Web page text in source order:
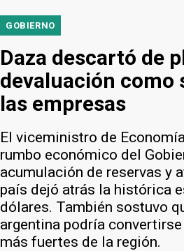
GOBIERNO
Daza descartó de
devaluación como
las empresas
El viceministro de
rumbo económico del
acumulación de reservas y
país dejó atrás la histórica
dólares. También sostuvo
argentina podría convertirse
más fuertes de la región.